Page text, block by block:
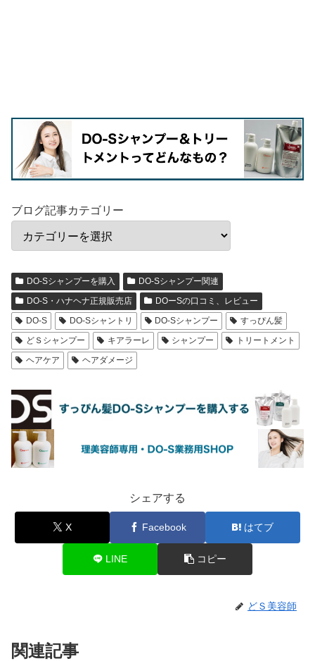
ブログ記事カテゴリー
DO-Sシャンプーを購入
DO-Sシャンプー関連
DO-S・ハナヘナ正規販売店
DOーSの口コミ、レビュー
DO-S
DO-Sシャントリ DO-Sシャンプー
すっぴん髪
どＳシャンプー
キアラーレ シャンプー
トリートメント
ヘアケア
ヘアダメージ
シェアする
X Facebook はてブ
LINE コピー
どＳ美容師
関連記事